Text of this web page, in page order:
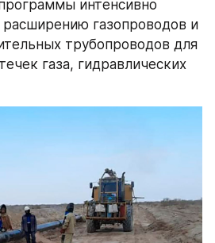
интенсивно
газопроводов и
трубопроводов для
газа, гидравлических